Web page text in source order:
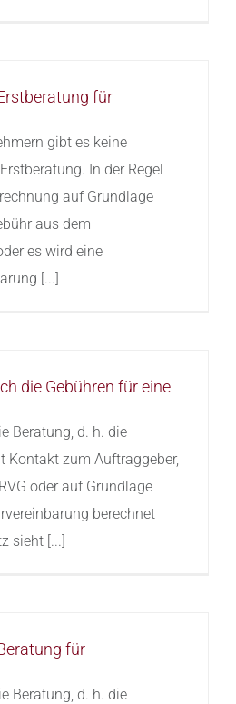
für
gibt es keine
In der Regel
auf Grundlage
aus dem
es wird eine
[...]
die Gebühren für eine
Beratung, d. h. die
Kontakt zum Auftraggeber,
oder auf Grundlage
berechnet
sieht [...]
für
Beratung, d. h. die